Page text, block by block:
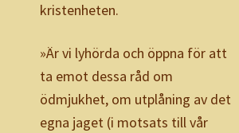
kristenheten.
»Är vi lyhörda och öppna för att
ta emot dessa råd om
ödmjukhet, om utplåning av det
egna jaget (i motsats till vår